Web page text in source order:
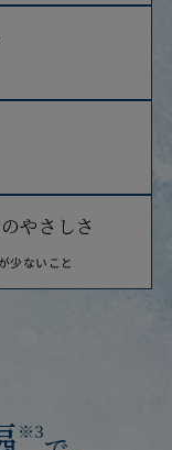
やさしさ
少ないこと
※3